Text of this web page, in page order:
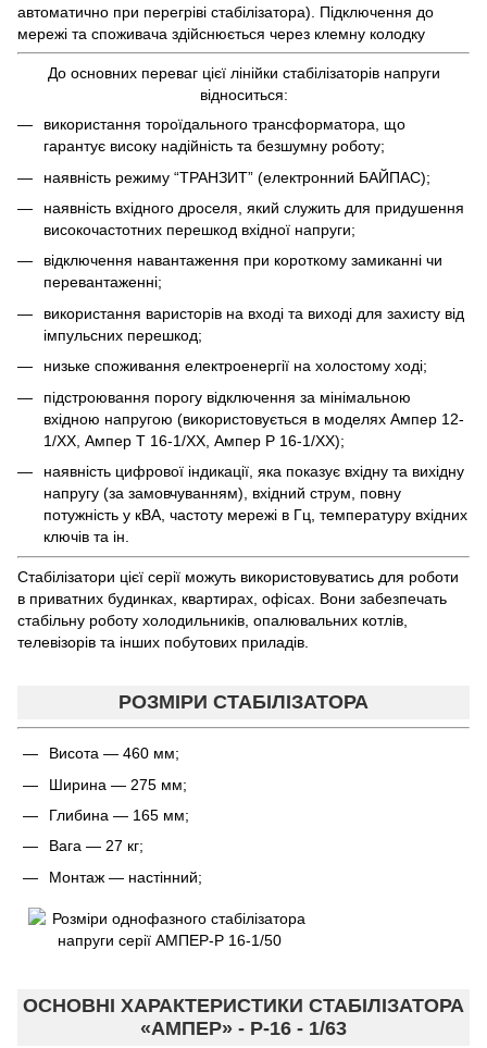
автоматично при перегріві стабілізатора). Підключення до
мережі та споживача здійснюється через клемну колодку
До основних переваг цієї лінійки стабілізаторів напруги
відноситься:
використання тороїдального трансформатора, що
гарантує високу надійність та безшумну роботу;
наявність режиму “ТРАНЗИТ” (електронний БАЙПАС);
наявність вхідного дроселя, який служить для придушення
високочастотних перешкод вхідної напруги;
відключення навантаження при короткому замиканні чи
перевантаженні;
використання варисторів на вході та виході для захисту від
імпульсних перешкод;
низьке споживання електроенергії на холостому ході;
підстроювання порогу відключення за мінімальною
вхідною напругою (використовується в моделях Ампер 12-
1/ХХ, Ампер Т 16-1/ХХ, Ампер Р 16-1/ХХ);
наявність цифрової індикації, яка показує вхідну та вихідну
напругу (за замовчуванням), вхідний струм, повну
потужність у кВА, частоту мережі в Гц, температуру вхідних
ключів та ін.
Стабілізатори цієї серії можуть використовуватись для роботи
в приватних будинках, квартирах, офісах. Вони забезпечать
стабільну роботу холодильників, опалювальних котлів,
телевізорів та інших побутових приладів.
РОЗМІРИ СТАБІЛІЗАТОРА
Висота — 460 мм;
Ширина — 275 мм;
Глибина — 165 мм;
Вага — 27 кг;
Монтаж — настінний;
ОСНОВНІ ХАРАКТЕРИСТИКИ СТАБІЛІЗАТОРА
«АМПЕР» - Р-16 - 1/63